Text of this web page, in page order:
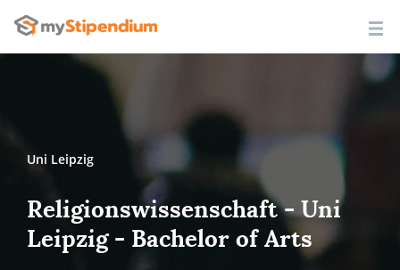
Uni Leipzig
Religionswissenschaft - Uni
Leipzig - Bachelor of Arts